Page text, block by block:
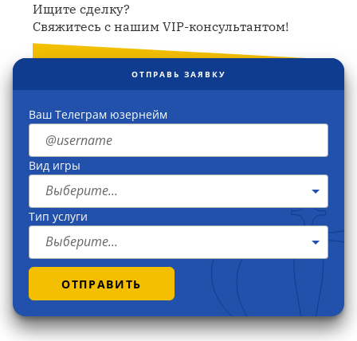
Ищите сделку?
Свяжитесь с нашим VIP-консультантом!
ОТПРАВЬ ЗАЯВКУ
Ваш Телеграм юзернейм
Вид игры
Выберите...
Тип услуги
Выберите...
ОТПРАВИТЬ